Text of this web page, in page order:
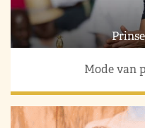
Mode van